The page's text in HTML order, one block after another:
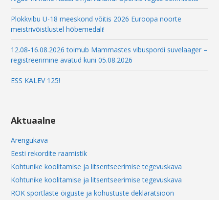
Plokkvibu U-18 meeskond võitis 2026 Euroopa noorte
meistrivõistlustel hõbemedali!
12.08-16.08.2026 toimub Mammastes vibuspordi suvelaager –
registreerimine avatud kuni 05.08.2026
ESS KALEV 125!
Aktuaalne
Arengukava
Eesti rekordite raamistik
Kohtunike koolitamise ja litsentseerimise tegevuskava
Kohtunike koolitamise ja litsentseerimise tegevuskava
ROK sportlaste õiguste ja kohustuste deklaratsioon